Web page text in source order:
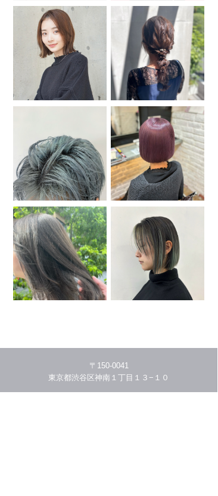
〒150-0041
東京都渋谷区神南１丁目１３−１０